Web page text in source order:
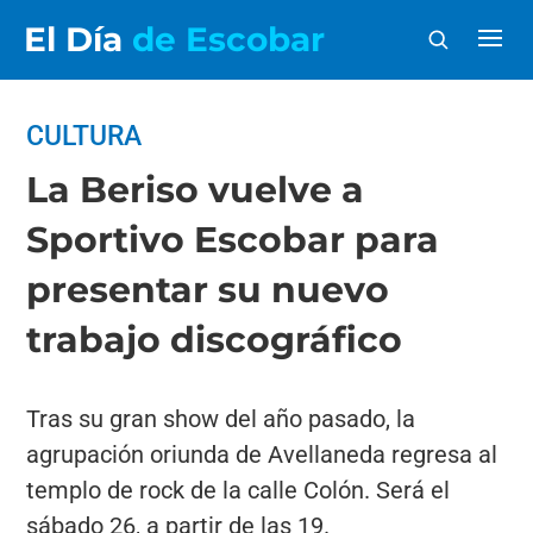
El Día de Escobar
CULTURA
La Beriso vuelve a
Sportivo Escobar para
presentar su nuevo
trabajo discográfico
Tras su gran show del año pasado, la
agrupación oriunda de Avellaneda regresa al
templo de rock de la calle Colón. Será el
sábado 26, a partir de las 19.